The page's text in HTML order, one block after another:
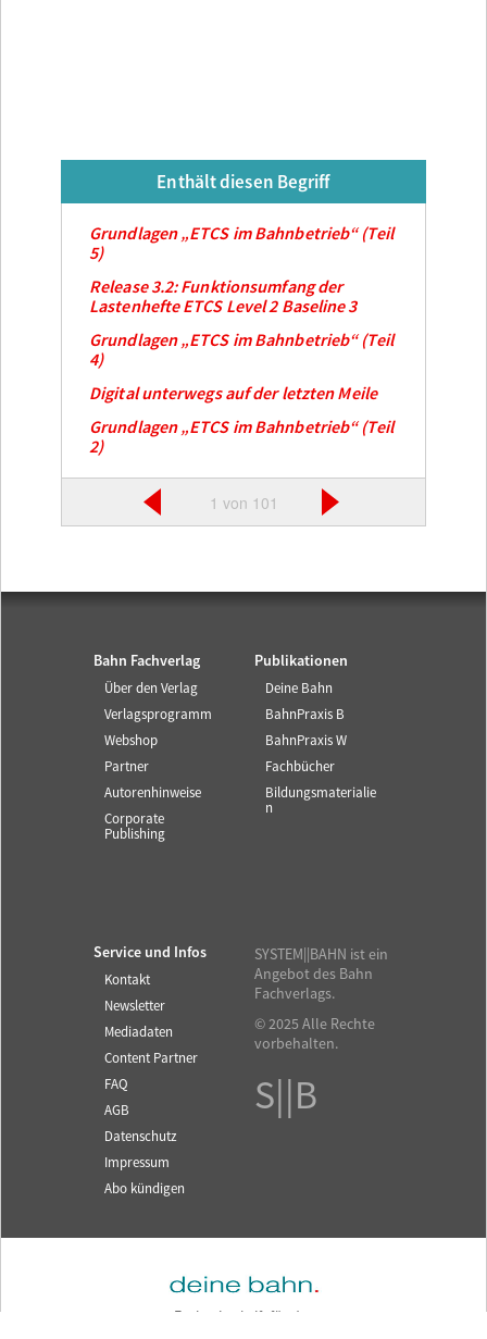
Enthält diesen Begriff
Grundlagen „ETCS im Bahnbetrieb“ (Teil
5)
Release 3.2: Funktionsumfang der
Lastenhefte ETCS Level 2 Baseline 3
Grundlagen „ETCS im Bahnbetrieb“ (Teil
4)
Digital unterwegs auf der letzten Meile
Grundlagen „ETCS im Bahnbetrieb“ (Teil
2)
1 von 101
Bahn Fachverlag
Über den Verlag
Verlagsprogramm
Webshop
Partner
Autorenhinweise
Corporate
Publishing
Publikationen
Deine Bahn
BahnPraxis B
BahnPraxis W
Fachbücher
Bildungsmaterialie
n
Service und Infos
Kontakt
Newsletter
Mediadaten
Content Partner
FAQ
AGB
Datenschutz
Impressum
Abo kündigen
SYSTEM||BAHN ist ein
Angebot des Bahn
Fachverlags.
© 2025 Alle Rechte
vorbehalten.
S||B
Fachzeitschrift für das